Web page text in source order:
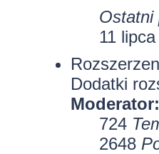
Ostatni
11
Dodatki
Moderator:
724
2648